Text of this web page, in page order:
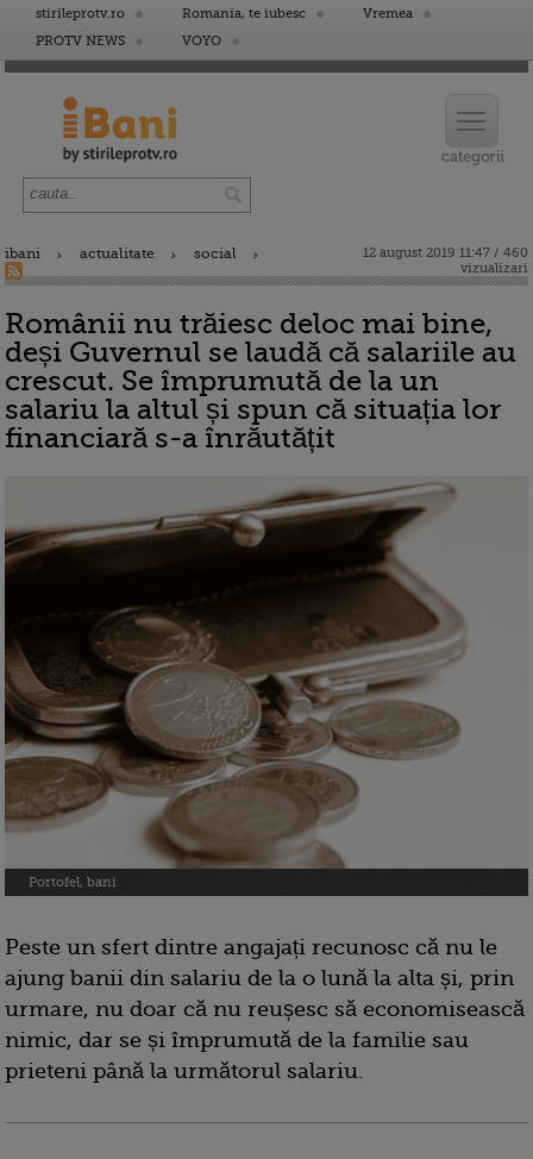
stirileprotv.ro Romania, te iubesc
Vremea
PROTV NEWS
VOYO
ibani actualitate social
12 august 2019 11:47 / 460
vizualizari
Românii nu trăiesc deloc mai bine,
deși Guvernul se laudă că salariile au
crescut. Se împrumută de la un
salariu la altul și spun că situația lor
financiară s-a înrăutățit
Portofel, bani
Peste un sfert dintre angajați recunosc că nu le
ajung banii din salariu de la o lună la alta și, prin
urmare, nu doar că nu reușesc să economisească
nimic, dar se și împrumută de la familie sau
prieteni până la următorul salariu.